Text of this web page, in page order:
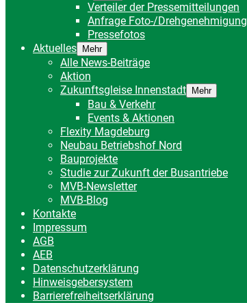
Verteiler der Pressemitteilungen
Anfrage Foto-/Drehgenehmigung
Pressefotos
Aktuelles
Mehr
Alle News-Beiträge
Aktion
Zukunftsgleise Innenstadt
Mehr
Bau & Verkehr
Events & Aktionen
Flexity Magdeburg
Neubau Betriebshof Nord
Bauprojekte
Studie zur Zukunft der Busantriebe
MVB-Newsletter
MVB-Blog
Kontakte
Impressum
AGB
AEB
Datenschutzerklärung
Hinweisgebersystem
Barrierefreiheitserklärung